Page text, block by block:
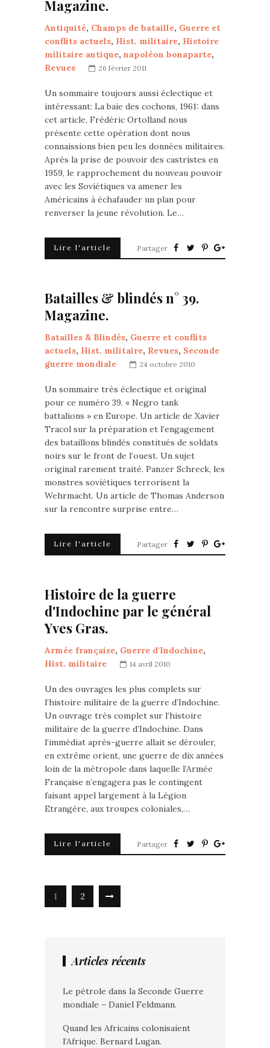
Magazine.
Antiquité, Champs de bataille, Guerre et
conflits actuels, Hist. militaire, Histoire
militaire antique, napoléon bonaparte,
Revues
26 février 2011
Un sommaire toujours aussi éclectique et
intéressant: La baie des cochons, 1961: dans
cet article, Frédéric Ortolland nous
présente cette opération dont nous
connaissions bien peu les données militaires.
Après la prise de pouvoir des castristes en
1959, le rapprochement du nouveau pouvoir
avec les Soviétiques va amener les
Américains à échafauder un plan pour
renverser la jeune révolution. Le…
Lire l'article Partager
Batailles & blindés n° 39.
Magazine.
Batailles & Blindés, Guerre et conflits
actuels, Hist. militaire, Revues, Seconde
guerre mondiale
24 octobre 2010
Un sommaire très éclectique et original
pour ce numéro 39. « Negro tank
battalions » en Europe. Un article de Xavier
Tracol sur la préparation et l’engagement
des bataillons blindés constitués de soldats
noirs sur le front de l’ouest. Un sujet
original rarement traité. Panzer Schreck, les
monstres soviétiques terrorisent la
Wehrmacht. Un article de Thomas Anderson
sur la rencontre surprise entre…
Lire l'article Partager
Histoire de la guerre
d'Indochine par le général
Yves Gras.
Armée française, Guerre d'Indochine,
Hist. militaire
14 avril 2010
Un des ouvrages les plus complets sur
l’histoire militaire de la guerre d’Indochine.
Un ouvrage très complet sur l’histoire
militaire de la guerre d’Indochine. Dans
l’immédiat après-guerre allait se dérouler,
en extrême orient, une guerre de dix années
loin de la métropole dans laquelle l’Armée
Française n’engagera pas le contingent
faisant appel largement à la Légion
Etrangère, aux troupes coloniales,…
Lire l'article Partager
1 2
Articles récents
Le pétrole dans la Seconde Guerre
mondiale – Daniel Feldmann.
Quand les Africains colonisaient
l’Afrique. Bernard Lugan.